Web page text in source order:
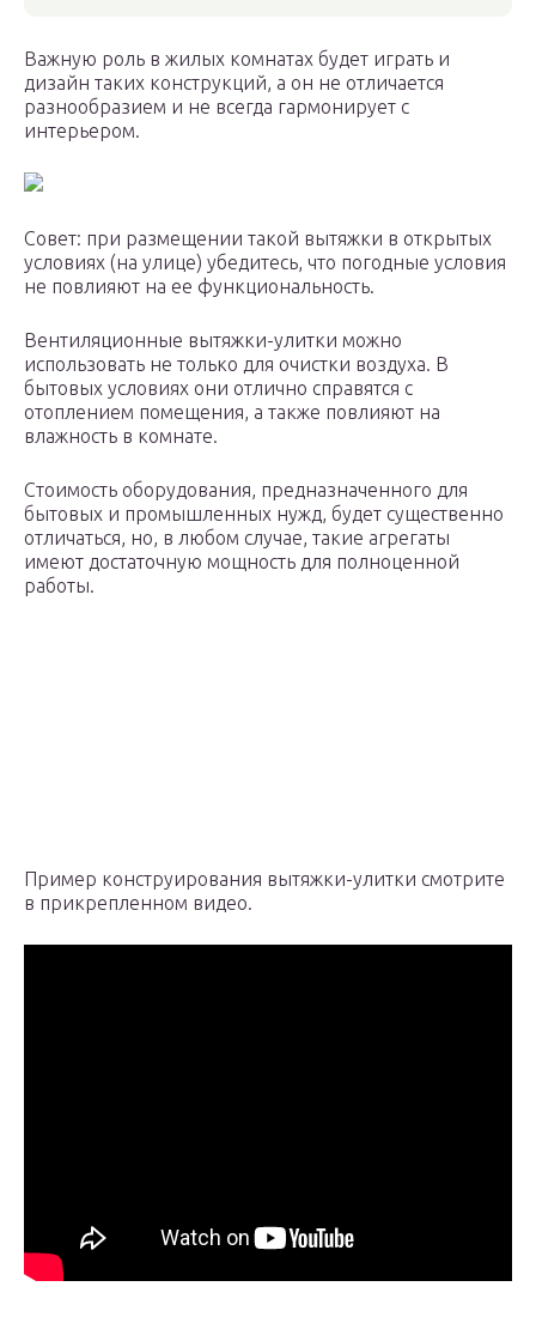
Важную роль в жилых комнатах будет играть и
дизайн таких конструкций, а он не отличается
разнообразием и не всегда гармонирует с
интерьером.
Совет: при размещении такой вытяжки в открытых
условиях (на улице) убедитесь, что погодные условия
не повлияют на ее функциональность.
Вентиляционные вытяжки-улитки можно
использовать не только для очистки воздуха. В
бытовых условиях они отлично справятся с
отоплением помещения, а также повлияют на
влажность в комнате.
Стоимость оборудования, предназначенного для
бытовых и промышленных нужд, будет существенно
отличаться, но, в любом случае, такие агрегаты
имеют достаточную мощность для полноценной
работы.
Пример конструирования вытяжки-улитки смотрите
в прикрепленном видео.